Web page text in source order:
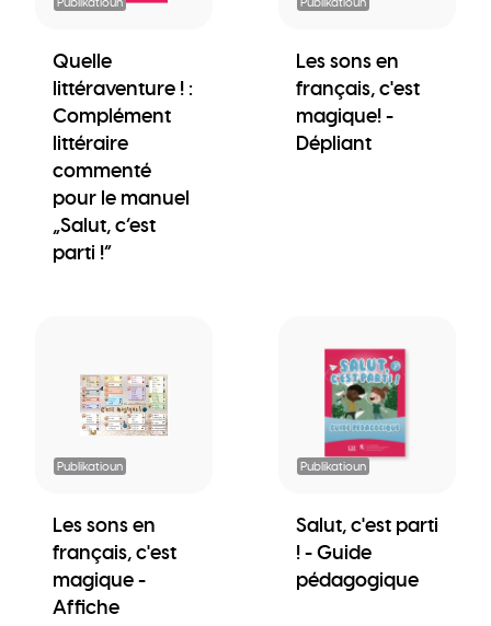
Quelle
littéraventure ! :
Complément
littéraire
commenté
pour le manuel
„Salut, c’est
parti !“
Les sons en
français, c'est
magique! -
Dépliant
Publikatioun
Les sons en
français, c'est
magique -
Affiche
Publikatioun
Salut, c'est parti
! - Guide
pédagogique